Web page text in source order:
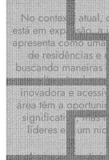
No contexto atual,
está em expansão,
apresenta como
de residências e
buscando maneiras
aplicação de
inovadora e
área têm a
significativa, mas
líderes em um
Assim, os